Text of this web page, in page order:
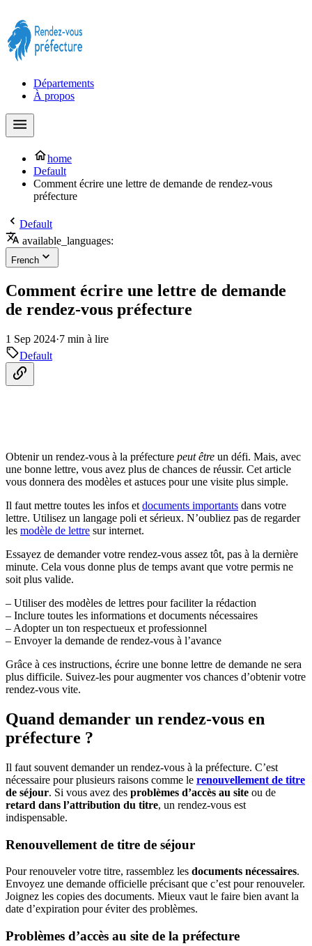
Départements
À propos
home
Default
Comment écrire une lettre de demande de rendez-vous
préfecture
Default
available_languages:
French
Comment écrire une lettre de demande
de rendez-vous préfecture
1 Sep 2024·7 min à lire
Default
Obtenir un rendez-vous à la préfecture peut être un défi. Mais, avec
une bonne lettre, vous avez plus de chances de réussir. Cet article
vous donnera des modèles et astuces pour une visite plus simple.
Il faut mettre toutes les infos et documents importants dans votre
lettre. Utilisez un langage poli et sérieux. N’oubliez pas de regarder
les modèle de lettre sur internet.
Essayez de demander votre rendez-vous assez tôt, pas à la dernière
minute. Cela vous donne plus de temps avant que votre permis ne
soit plus valide.
– Utiliser des modèles de lettres pour faciliter la rédaction
– Inclure toutes les informations et documents nécessaires
– Adopter un ton respectueux et professionnel
– Envoyer la demande de rendez-vous à l’avance
Grâce à ces instructions, écrire une bonne lettre de demande ne sera
plus difficile. Suivez-les pour augmenter vos chances d’obtenir votre
rendez-vous vite.
Quand demander un rendez-vous en
préfecture ?
Il faut souvent demander un rendez-vous à la préfecture. C’est
nécessaire pour plusieurs raisons comme le renouvellement de titre
de séjour. Si vous avez des problèmes d’accès au site ou de
retard dans l’attribution du titre, un rendez-vous est
indispensable.
Renouvellement de titre de séjour
Pour renouveler votre titre, rassemblez les documents nécessaires.
Envoyez une demande officielle précisant que c’est pour renouveler.
Joignez les copies des documents. Mieux vaut le faire bien avant la
date d’expiration pour éviter des problèmes.
Problèmes d’accès au site de la préfecture